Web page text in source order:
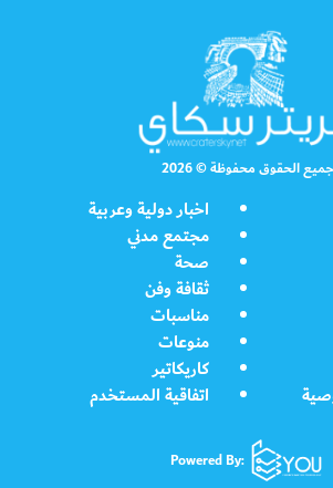
جميع الحقوق محفوظة © 2026
اخبار دولية وعربية
مجتمع مدني
صحة
ثقافة وفن
مناسبات
منوعات
كاريكاتير
اتفاقية المستخدم
Powered By: